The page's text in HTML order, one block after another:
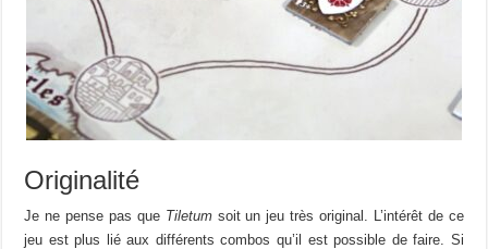
Originalité
Je ne pense pas que Tiletumsoit un jeu très original. L’intérêt de ce
jeu est plus lié aux différents combos qu’il est possible de faire. Si